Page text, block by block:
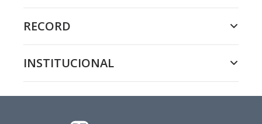
RECORD
INSTITUCIONAL